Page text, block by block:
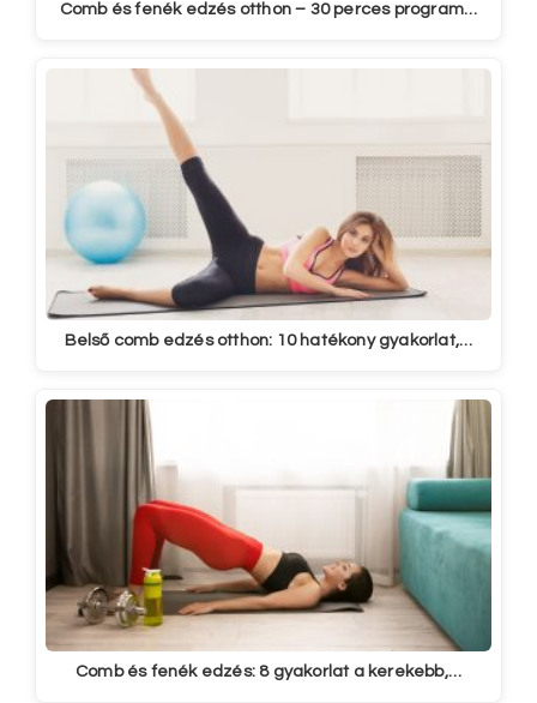
Comb és fenék edzés otthon – 30 perces program…
Belső comb edzés otthon: 10 hatékony gyakorlat,…
Comb és fenék edzés: 8 gyakorlat a kerekebb,…